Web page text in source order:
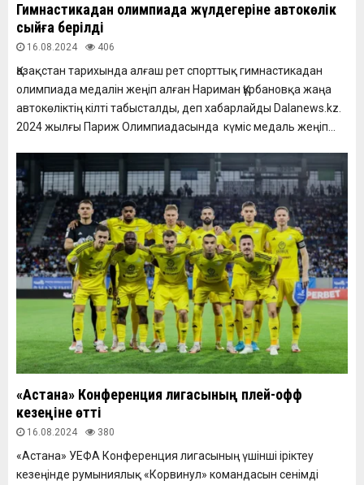
Гимнастикадан олимпиада жүлдегеріне автокөлік
сыйға берілді
16.08.2024 406
Қазақстан тарихында алғаш рет спорттық гимнастикадан
олимпиада медалін жеңіп алған Нариман Құрбановқа жаңа
автокөліктің кілті табысталды, деп хабарлайды Dalanews.kz.
2024 жылғы Париж Олимпиадасында күміс медаль жеңіп...
«Астана» Конференция лигасының плей-офф
кезеңіне өтті
16.08.2024 380
«Астана» УЕФА Конференция лигасының үшінші іріктеу
кезеңінде румыниялық «Корвинул» командасын сенімді